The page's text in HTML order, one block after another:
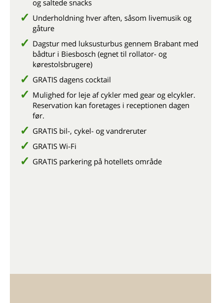
og saltede snacks
Underholdning hver aften, såsom livemusik og
gåture
Dagstur med luksusturbus gennem Brabant med
bådtur i Biesbosch (egnet til rollator- og
kørestolsbrugere)
GRATIS dagens cocktail
Mulighed for leje af cykler med gear og elcykler.
Reservation kan foretages i receptionen dagen
før.
GRATIS bil-, cykel- og vandreruter
GRATIS Wi-Fi
GRATIS parkering på hotellets område